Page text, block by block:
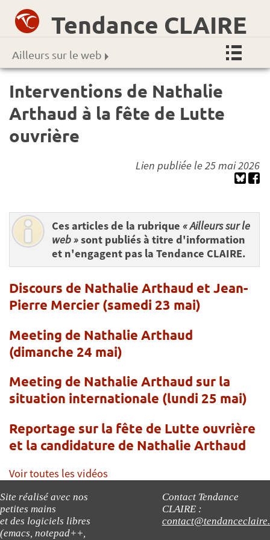
Tendance CLAIRE
Ailleurs sur le web
Interventions de Nathalie
Arthaud à la fête de Lutte
ouvrière
Lien publiée le 25 mai 2026
Ces articles de la rubrique « Ailleurs sur le
web »sont publiés à titre d'information
et n'engagent pas la Tendance CLAIRE.
Discours de Nathalie Arthaud et Jean-
Pierre Mercier (samedi 23 mai)
Meeting de Nathalie Arthaud
(dimanche 24 mai)
Meeting de Nathalie Arthaud sur la
situation internationale (lundi 25 mai)
Reportage sur la fête de Lutte ouvrière
et la candidature de Nathalie Arthaud
Voir toutes les vidéos
Site réalisé avec nos
petites mains
et des logiciels libres
(emacs, notepad++,
Contact Tendance
CLAIRE :